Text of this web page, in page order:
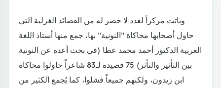
وباتت مركزاً لعدد لا حصر له من القصائد الغزلية التي
حاول أصحابها محاكاة "النونية" بها، جمع منها أستاذ اللغة
العربية الدكتور أحمد محمد عطا (في بحث أعده عن النونية
بين التأثير والتأثر) 75 قصيدة لـ83 شاعراً حاولوا محاكاة
ابن زيدون، ولكنهم جميعاً فشلوا، كما يُجمع الكثير من